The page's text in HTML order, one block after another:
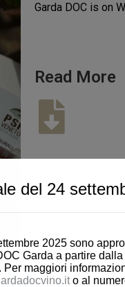
Garda DOC is on
Read More
del 24
2025 sono
Garda a partire
maggiori
o al